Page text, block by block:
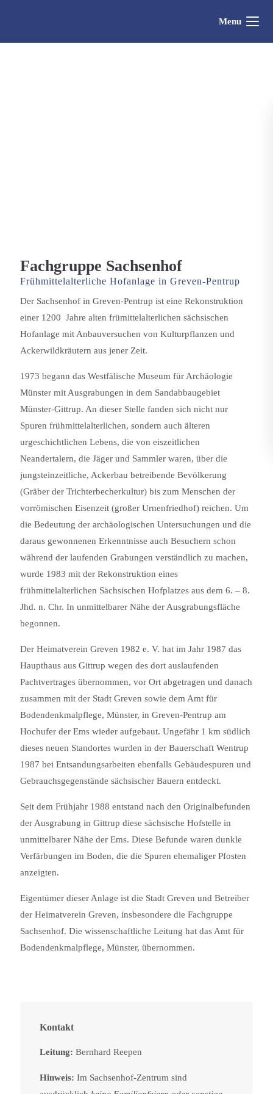
Menu
Fachgruppe Sachsenhof
Frühmittelalterliche Hofanlage in Greven-Pentrup
Der Sachsenhof in Greven-Pentrup ist eine Rekonstruktion
einer 1200 Jahre alten frümittelalterlichen sächsischen
Hofanlage mit Anbauversuchen von Kulturpflanzen und
Ackerwildkräutern aus jener Zeit.
1973 begann das Westfälische Museum für Archäologie
Münster mit Ausgrabungen in dem Sandabbaugebiet
Münster-Gittrup. An dieser Stelle fanden sich nicht nur
Spuren frühmittelalterlichen, sondern auch älteren
urgeschichtlichen Lebens, die von eiszeitlichen
Neandertalern, die Jäger und Sammler waren, über die
jungsteinzeitliche, Ackerbau betreibende Bevölkerung
(Gräber der Trichterbecherkultur) bis zum Menschen der
vorrömischen Eisenzeit (großer Urnenfriedhof) reichen. Um
die Bedeutung der archäologischen Untersuchungen und die
daraus gewonnenen Erkenntnisse auch Besuchern schon
während der laufenden Grabungen verständlich zu machen,
wurde 1983 mit der Rekonstruktion eines
frühmittelalterlichen Sächsischen Hofplatzes aus dem 6. – 8.
Jhd. n. Chr. In unmittelbarer Nähe der Ausgrabungsfläche
begonnen.
Der Heimatverein Greven 1982 e. V. hat im Jahr 1987 das
Haupthaus aus Gittrup wegen des dort auslaufenden
Pachtvertrages übernommen, vor Ort abgetragen und danach
zusammen mit der Stadt Greven sowie dem Amt für
Bodendenkmalpflege, Münster, in Greven-Pentrup am
Hochufer der Ems wieder aufgebaut. Ungefähr 1 km südlich
dieses neuen Standortes wurden in der Bauerschaft Wentrup
1987 bei Entsandungsarbeiten ebenfalls Gebäudespuren und
Gebrauchsgegenstände sächsischer Bauern entdeckt.
Seit dem Frühjahr 1988 entstand nach den Originalbefunden
der Ausgrabung in Gittrup diese sächsische Hofstelle in
unmittelbarer Nähe der Ems. Diese Befunde waren dunkle
Verfärbungen im Boden, die die Spuren ehemaliger Pfosten
anzeigten.
Eigentümer dieser Anlage ist die Stadt Greven und Betreiber
der Heimatverein Greven, insbesondere die Fachgruppe
Sachsenhof. Die wissenschaftliche Leitung hat das Amt für
Bodendenkmalpflege, Münster, übernommen.
Kontakt
Leitung: Bernhard Reepen
Hinweis: Im Sachsenhof-Zentrum sind